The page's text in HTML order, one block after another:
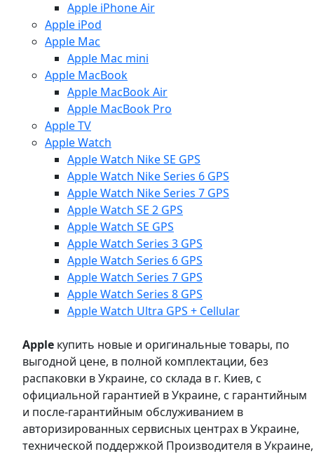
Apple iPhone Air
Apple iPod
Apple Mac
Apple Mac mini
Apple MacBook
Apple MacBook Air
Apple MacBook Pro
Apple TV
Apple Watch
Apple Watch Nike SE GPS
Apple Watch Nike Series 6 GPS
Apple Watch Nike Series 7 GPS
Apple Watch SE 2 GPS
Apple Watch SE GPS
Apple Watch Series 3 GPS
Apple Watch Series 6 GPS
Apple Watch Series 7 GPS
Apple Watch Series 8 GPS
Apple Watch Ultra GPS + Cellular
Apple купить новые и оригинальные товары, по
выгодной цене, в полной комплектации, без
распаковки в Украине, со склада в г. Киев, с
официальной гарантией в Украине, с гарантийным
и после-гарантийным обслуживанием в
авторизированных сервисных центрах в Украине,
технической поддержкой Производителя в Украине,